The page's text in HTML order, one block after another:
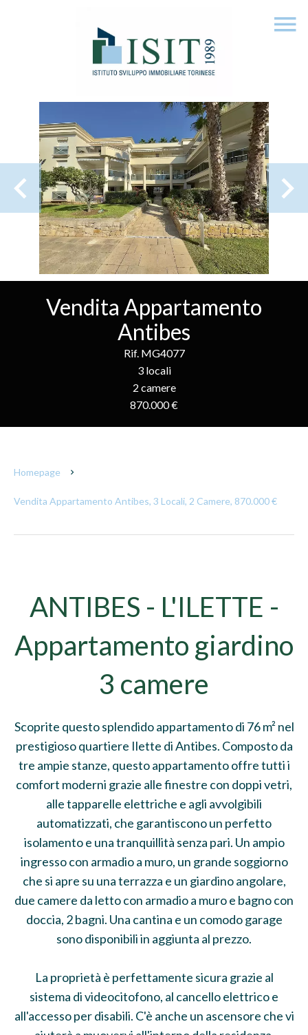
Vendita Appartamento
Antibes
Rif. MG4077
3 locali
2 camere
870.000 €
Homepage
Vendita Appartamento Antibes, 3 Locali, 2 Camere, 870.000 €
ANTIBES - L'ILETTE -
Appartamento giardino
3 camere
Scoprite questo splendido appartamento di 76 m² nel
prestigioso quartiere Ilette di Antibes. Composto da
tre ampie stanze, questo appartamento offre tutti i
comfort moderni grazie alle finestre con doppi vetri,
alle tapparelle elettriche e agli avvolgibili
automatizzati, che garantiscono un perfetto
isolamento e una tranquillità senza pari. Un ampio
ingresso con armadio a muro, un grande soggiorno
che si apre su una terrazza e un giardino angolare,
due camere da letto con armadio a muro e bagno con
doccia, 2 bagni. Una cantina e un comodo garage
sono disponibili in aggiunta al prezzo.
La proprietà è perfettamente sicura grazie al
sistema di videocitofono, al cancello elettrico e
all'accesso per disabili. C'è anche un ascensore che vi